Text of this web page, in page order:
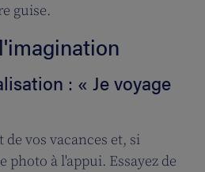
guise.
: « Je voyage
vos vacances et, si
photo à l'appui. Essayez de